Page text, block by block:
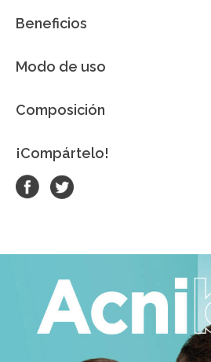
Beneficios
Modo de uso
Composición
¡Compártelo!